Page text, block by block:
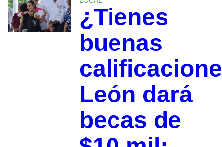
¿Tienes
buenas
León dará
becas de